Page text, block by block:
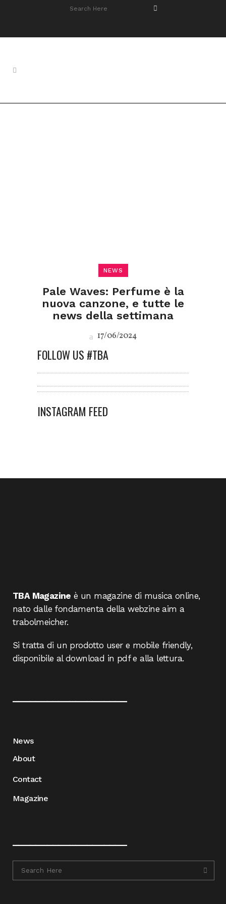
NEWS
Pale Waves: Perfume è la
nuova canzone, e tutte le
news della settimana
17/06/2024
FOLLOW US #TBA
INSTAGRAM FEED
TBA Magazine è un magazine di musica online,
nato dalle fondamenta della webzine aim a
trabolmeicher.
Si tratta di un prodotto user e mobile friendly,
disponibile al download in pdf e alla lettura.
News
About
Contact
Magazine